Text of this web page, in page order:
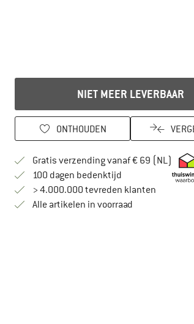
NIET MEER LEVERBAAR
ONTHOUDEN
Gratis verzending vanaf € 69 (NL)
100 dagen bedenktijdVind de
> 4.000.000 tevreden klanten
Alle artikelen in voorraad